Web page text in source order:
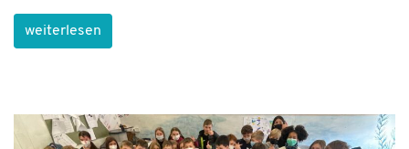
weiterlesen